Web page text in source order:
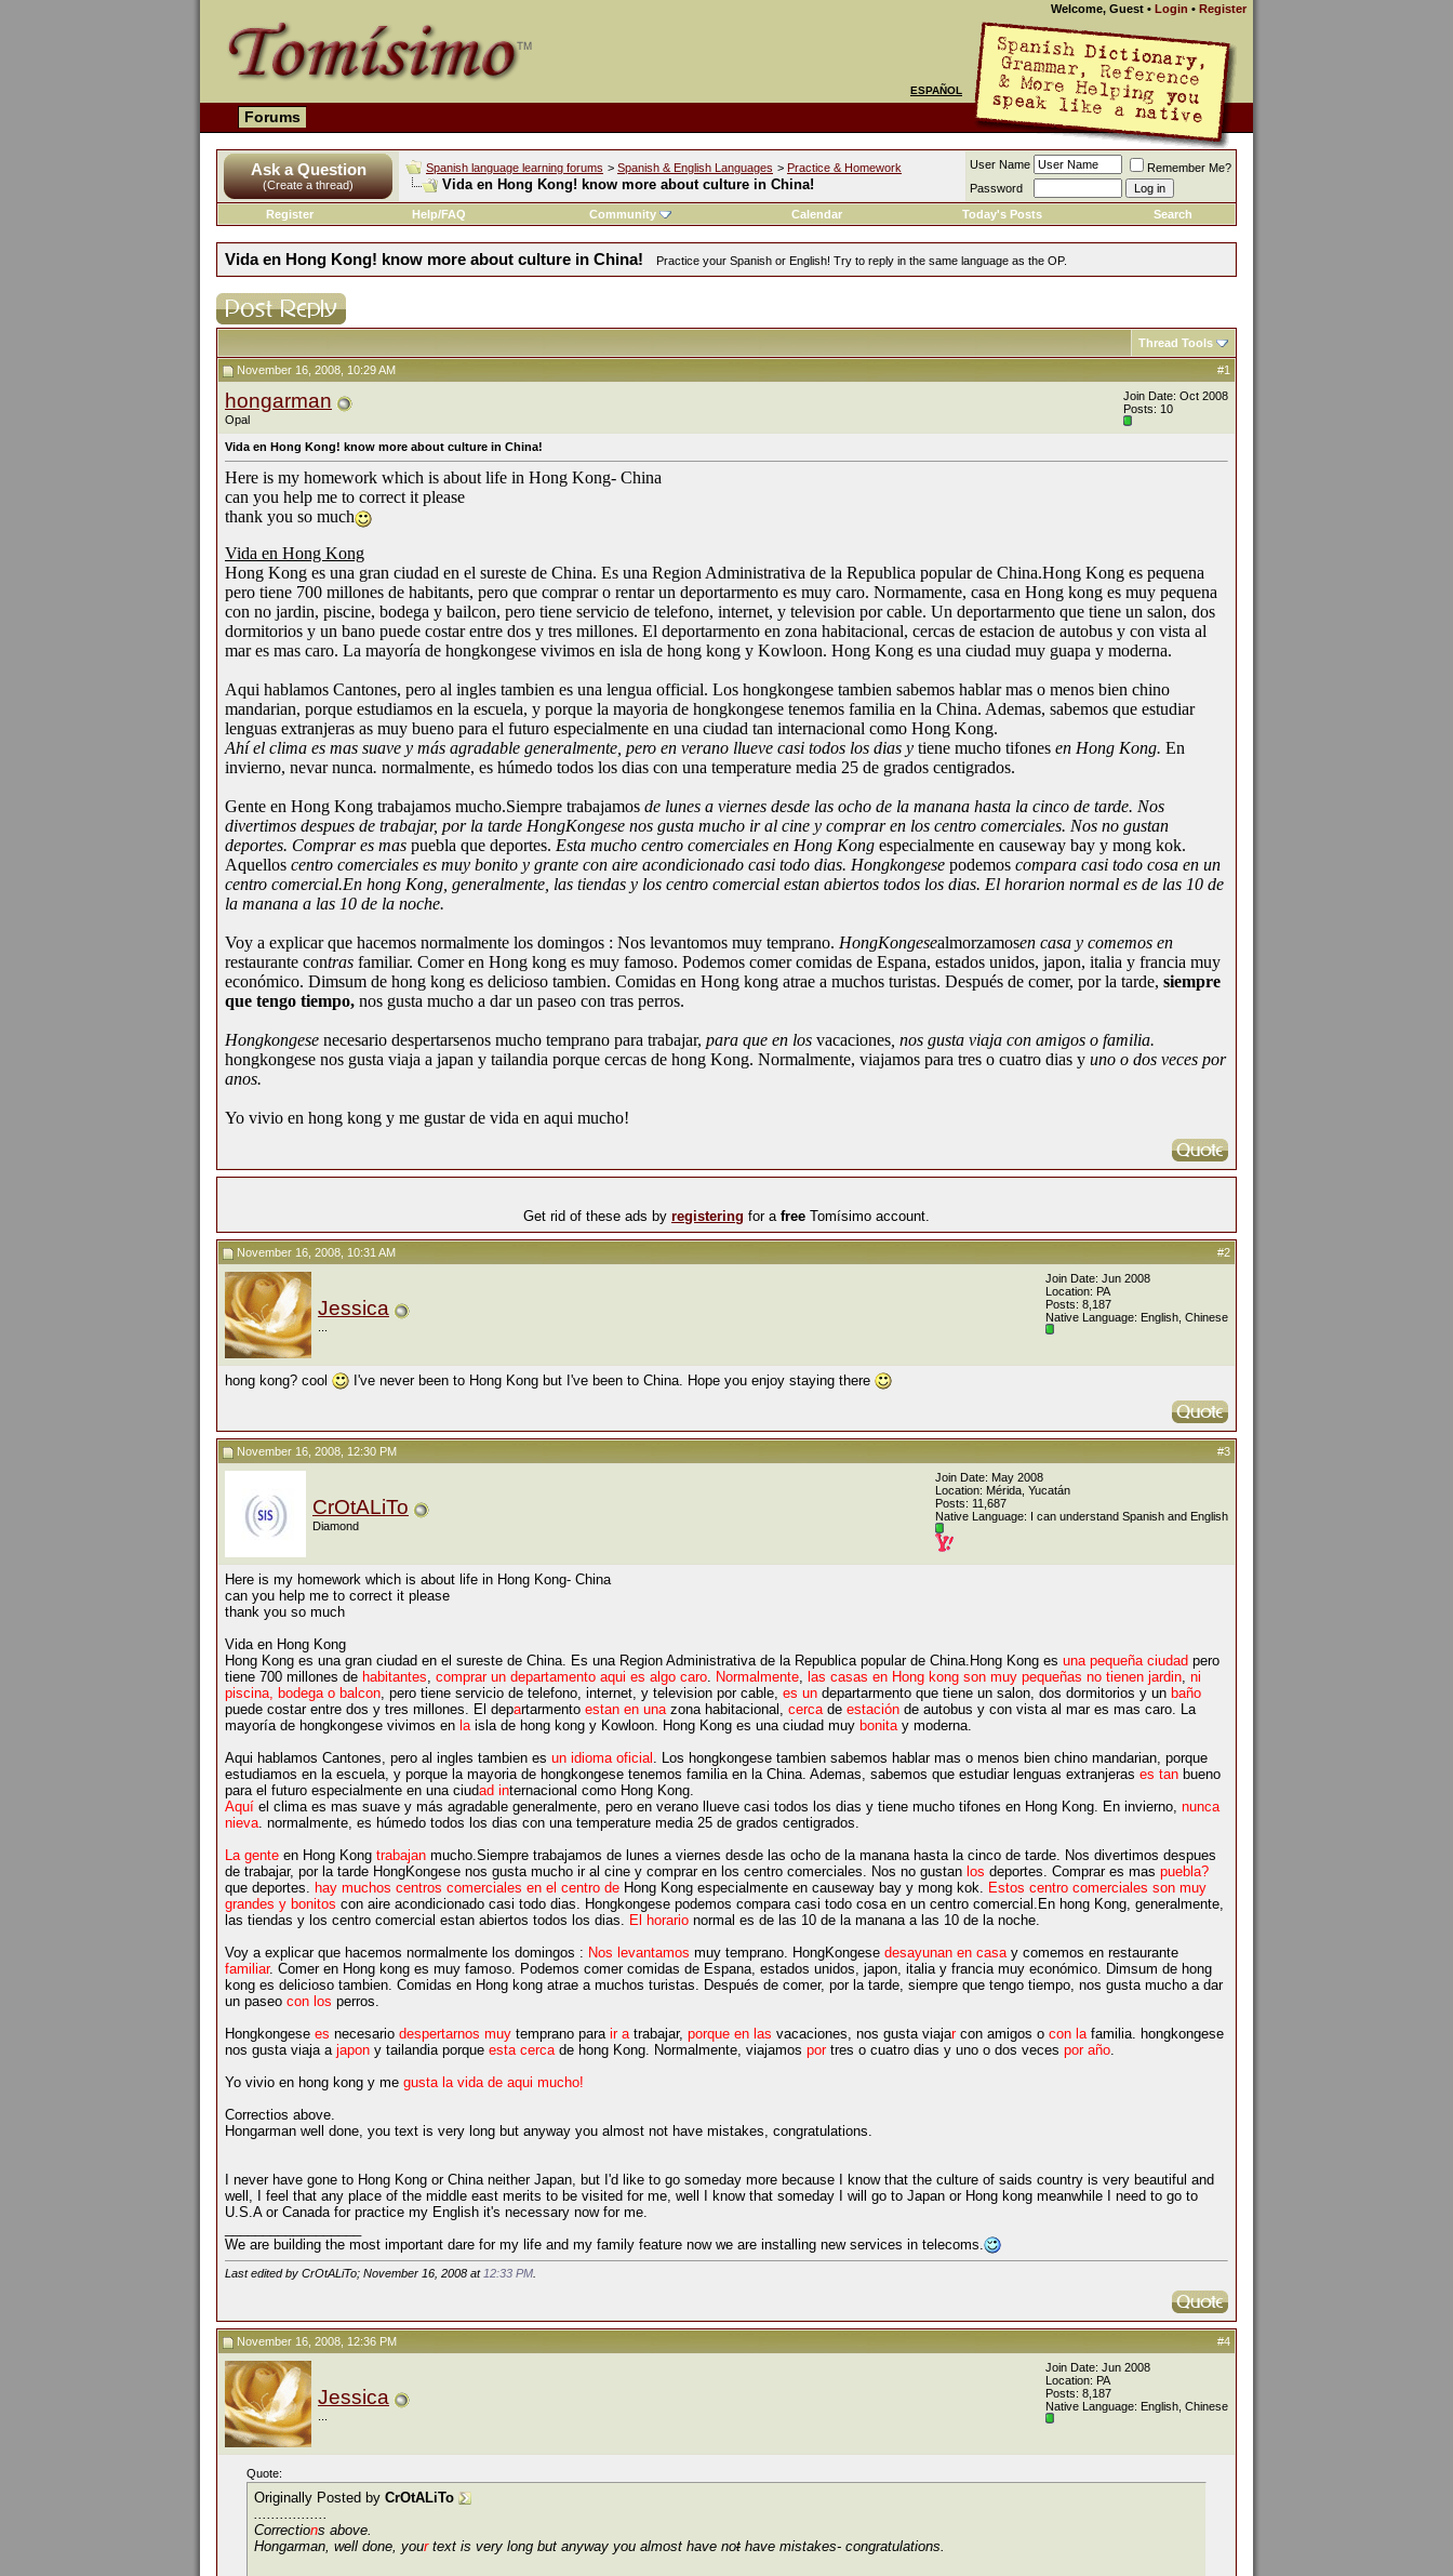
Welcome, Guest • Login • Register
ESPAÑOL
Forums
Ask a Question
(Create a thread)
Spanish language learning forums > Spanish & English Languages > Practice & Homework
Vida en Hong Kong! know more about culture in China!
User Name
Remember Me?
Password
Register
Help/FAQ Community Calendar Today's Posts Search
Vida en Hong Kong! know more about culture in China! Practice your Spanish or English! Try to reply in the same language as the OP.
Thread Tools
#1
November 16, 2008, 10:29 AM
hongarman
Opal
Join Date: Oct 2008
Posts: 10
Vida en Hong Kong! know more about culture in China!
Here is my homework which is about life in Hong Kong- China
can you help me to correct it please
thank you so much
Vida en Hong Kong
Hong Kong es una gran ciudad en el sureste de China. Es una Region Administrativa de la Republica popular de China.Hong Kong es pequena
pero tiene 700 millones de habitants, pero que comprar o rentar un deportarmento es muy caro. Normamente, casa en Hong kong es muy pequena
con no jardin, piscine, bodega y bailcon, pero tiene servicio de telefono, internet, y television por cable. Un deportarmento que tiene un salon, dos
dormitorios y un bano puede costar entre dos y tres millones. El deportarmento en zona habitacional, cercas de estacion de autobus y con vista al
mar es mas caro. La mayoría de hongkongese vivimos en isla de hong kong y Kowloon. Hong Kong es una ciudad muy guapa y moderna.
Aqui hablamos Cantones, pero al ingles tambien es una lengua official. Los hongkongese tambien sabemos hablar mas o menos bien chino
mandarian, porque estudiamos en la escuela, y porque la mayoria de hongkongese tenemos familia en la China. Ademas, sabemos que estudiar
lenguas extranjeras as muy bueno para el futuro especialmente en una ciudad tan internacional como Hong Kong.
Ahíel clima es mas suave y más agradable generalmente, pero en verano llueve casi todos los dias y tiene mucho tifones en Hong Kong. En
invierno, nevar nunca. normalmente, es húmedo todos los dias con una temperature media 25 de grados centigrados.
Gente en Hong Kong trabajamos mucho.Siempre trabajamos de lunes a viernes desde las ocho de la manana hasta la cinco de tarde. Nos
divertimos despues de trabajar, por la tarde HongKongese nos gusta mucho ir al cine y comprar en los centro comerciales. Nos no gustan
deportes. Comprar es mas puebla que deportes. Esta mucho centro comerciales en Hong Kong especialmente en causeway bay y mong kok.
Aquellos centro comerciales es muy bonito y grante con aire acondicionado casi todo dias. Hongkongese podemos compara casi todo cosa en un
centro comercial.En hong Kong, generalmente, las tiendas y los centro comercial estan abiertos todos los dias. El horarion normal es de las 10 de
la manana a las 10 de la noche.
Voy a explicar que hacemos normalmente los domingos : Nos levantomos muy temprano. HongKongesealmorzamosen casa y comemos en
restaurante contras familiar. Comer en Hong kong es muy famoso. Podemos comer comidas de Espana, estados unidos, japon, italia y francia muy
económico. Dimsum de hong kong es delicioso tambien. Comidas en Hong kong atrae a muchos turistas. Después de comer, por la tarde, siempre
que tengo tiempo, nos gusta mucho a dar un paseo con tras perros.
Hongkongese necesario despertarsenos mucho temprano para trabajar, para que en los vacaciones , nos gusta viaja con amigos o familia.
hongkongese nos gusta viaja a japan y tailandia porque cercas de hong Kong. Normalmente, viajamos para tres o cuatro dias y uno o dos veces por
anos.
Yo vivio en hong kong y me gustar de vida en aqui mucho!
Get rid of these ads by registering for a free Tomísimo account.
#2
November 16, 2008, 10:31 AM
Jessica
Join Date: Jun 2008
Location: PA
Posts: 8,187
Native Language: English, Chinese
hong kong? cool I've never been to Hong Kong but I've been to China. Hope you enjoy staying there
#3
November 16, 2008, 12:30 PM
CrOtALiTo
Diamond
Join Date: May 2008
Location: Mérida, Yucatán
Posts: 11,687
Native Language: I can understand Spanish and English
Here is my homework which is about life in Hong Kong- China
can you help me to correct it please
thank you so much
Vida en Hong Kong
Hong Kong es una gran ciudad en el sureste de China. Es una Region Administrativa de la Republica popular de China.Hong Kong es una pequeña ciudad pero
tiene 700 millones de habitantes, comprar un departamento aqui es algo caro. Normalmente, las casas en Hong kong son muy pequeñas no tienen jardin, ni
piscina, bodega o balcon, pero tiene servicio de telefono, internet, y television por cable, es un departarmento que tiene un salon, dos dormitorios y un baño
puede costar entre dos y tres millones. El departarmento estan en unazona habitacional, cercade estación de autobus y con vista al mar es mas caro. La
mayoría de hongkongese vivimos en laisla de hong kong y Kowloon. Hong Kong es una ciudad muy bonitay moderna.
Aqui hablamos Cantones, pero al ingles tambien es un idioma oficial . Los hongkongese tambien sabemos hablar mas o menos bien chino mandarian, porque
estudiamos en la escuela, y porque la mayoria de hongkongese tenemos familia en la China. Ademas, sabemos que estudiar lenguas extranjeras es tan bueno
para el futuro especialmente en una ciudad internacional como Hong Kong.
Aquí el clima es mas suave y más agradable generalmente, pero en verano llueve casi todos los dias y tiene mucho tifones en Hong Kong. En invierno, nunca
nieva. normalmente, es húmedo todos los dias con una temperature media 25 de grados centigrados.
La gente en Hong Kong trabajan mucho.Siempre trabajamos de lunes a viernes desde las ocho de la manana hasta la cinco de tarde. Nos divertimos despues
de trabajar, por la tarde HongKongese nos gusta mucho ir al cine y comprar en los centro comerciales. Nos no gustan los deportes. Comprar es mas puebla?
que deportes. hay muchos centros comerciales en el centro de Hong Kong especialmente en causeway bay y mong kok. Estos centro comerciales son muy
grandes y bonitos con aire acondicionado casi todo dias. Hongkongese podemos compara casi todo cosa en un centro comercial.En hong Kong, generalmente,
las tiendas y los centro comercial estan abiertos todos los dias. El horario normal es de las 10 de la manana a las 10 de la noche.
Voy a explicar que hacemos normalmente los domingos : Nos levantamos muy temprano. HongKongese desayunan en casay comemos en restaurante
familiar. Comer en Hong kong es muy famoso. Podemos comer comidas de Espana, estados unidos, japon, italia y francia muy económico. Dimsum de hong
kong es delicioso tambien. Comidas en Hong kong atrae a muchos turistas. Después de comer, por la tarde, siempre que tengo tiempo, nos gusta mucho a dar
un paseo con los perros.
Hongkongese es necesario despertarnos muy temprano para ir a trabajar, porque en las vacaciones, nos gusta viajar con amigos o con lafamilia. hongkongese
nos gusta viaja a japon y tailandia porque esta cercade hong Kong. Normalmente, viajamos portres o cuatro dias y uno o dos veces por año.
Yo vivio en hong kong y me gusta la vida de aqui mucho!
Correctios above.
Hongarman well done, you text is very long but anyway you almost not have mistakes, congratulations.
I never have gone to Hong Kong or China neither Japan, but I'd like to go someday more because I know that the culture of saids country is very beautiful and
well, I feel that any place of the middle east merits to be visited for me, well I know that someday I will go to Japan or Hong kong meanwhile I need to go to
U.S.A or Canada for practice my English it's necessary now for me.
We are building the most important dare for my life and my family feature now we are installing new services in telecoms.
Last edited by CrOtALiTo; November 16, 2008 at12:33 PM.
#4
November 16, 2008, 12:36 PM
Jessica
Join Date: Jun 2008
Location: PA
Posts: 8,187
Native Language: English, Chinese
Quote:
Originally Posted by CrOtALiTo
.................
Corrections above.
Hongarman, well done, yourtext is very long but anyway you almost have not have mistakes- congratulations.